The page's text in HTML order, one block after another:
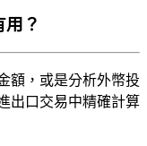
？
額，或是分析外幣投
出口交易中精確計算